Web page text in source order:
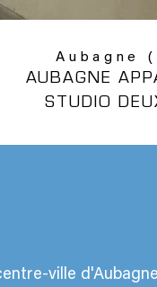
Aubagne
AUBAGNE
STUDIO
ville